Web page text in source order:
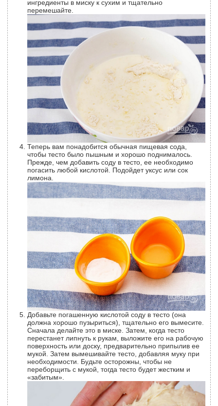
ингредиенты в миску к сухим и тщательно
перемешайте.
Теперь вам понадобится обычная пищевая сода,
чтобы тесто было пышным и хорошо поднималось.
Прежде, чем добавить соду в тесто, ее необходимо
погасить любой кислотой. Подойдет уксус или сок
лимона.
Добавьте погашенную кислотой соду в тесто (она
должна хорошо пузыриться), тщательно его вымесите.
Сначала делайте это в миске. Затем, когда тесто
перестанет липнуть к рукам, выложите его на рабочую
поверхность или доску, предварительно припылив ее
мукой. Затем вымешивайте тесто, добавляя муку при
необходимости. Будьте осторожны, чтобы не
переборщить с мукой, тогда тесто будет жестким и
«забитым».